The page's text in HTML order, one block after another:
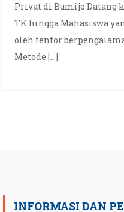
Privat di Bumijo Datang
TK hingga Mahasiswa
oleh tentor
Metode […]
INFORMASI DAN